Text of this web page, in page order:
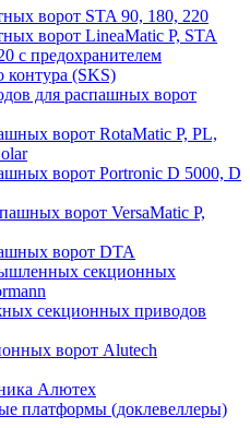
ворот STA 90, 180, 220
ворот LineaMatic P, STA
с предохранителем
(SKS)
для распашных ворот
ворот RotaMatic P, PL,
ворот Portronic D 5000, D
ворот VersaMatic P,
ворот DTA
секционных
секционных приводов
ворот Alutech
Алютех
платформы (доклевеллеры)